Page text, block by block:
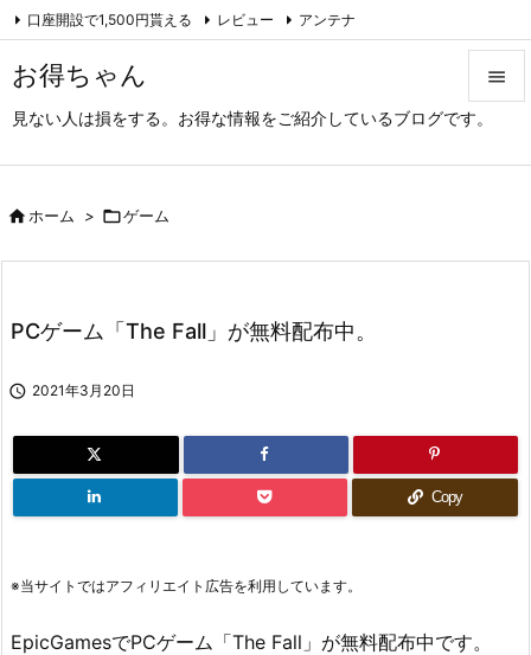
お得ちゃん
見ない人は損をする。お得な情報をご紹介しているブログです。

口座開設で1,500円貰える レビュー アンテナ
アーカイブ（旧サイト）
ホーム > ゲーム
PCゲーム「The Fall」が無料配布中。
 2021年3月20日
Copy
※当サイトではアフィリエイト広告を利用しています。
EpicGamesでPCゲーム「The Fall」が無料配布中です。